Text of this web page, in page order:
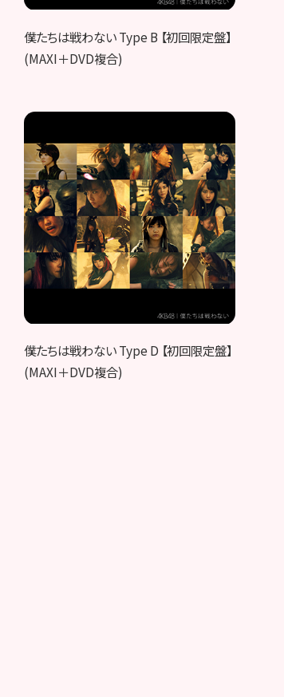
僕たちは戦わない Type B 【初回限定盤】
(MAXI＋DVD複合)
僕たちは戦わない Type D 【初回限定盤】
(MAXI＋DVD複合)